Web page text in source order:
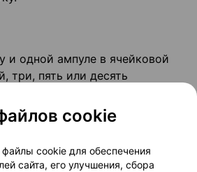
и одной ампуле в ячейковой
три, пять или десять
помещают в пачку из
cookie
cookie для обеспечения
сайта, его улучшения, сбора